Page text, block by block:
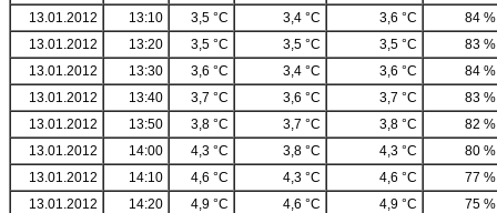
13.01.2012
13:10 3,5 °C 3,4 °C 3,6 °C
84 %
13.01.2012
13:20 3,5 °C 3,5 °C 3,5 °C
83 %
13.01.2012
13:30 3,6 °C 3,4 °C 3,6 °C
84 %
13.01.2012
13:40 3,7 °C 3,6 °C 3,7 °C
83 %
13.01.2012
13:50 3,8 °C 3,7 °C 3,8 °C
82 %
13.01.2012
14:00 4,3 °C 3,8 °C 4,3 °C
80 %
13.01.2012
14:10 4,6 °C 4,3 °C 4,6 °C
77 %
13.01.2012
14:20 4,9 °C 4,6 °C 4,9 °C
75 %